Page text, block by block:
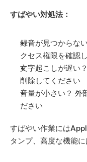
すばやい対処法：
録音が見つからな
クセス権限を確認
文字起こしが遅い
削除してください
音量が小さい？ 外
ださい
すばやい作業には
タンプ、高度な機能